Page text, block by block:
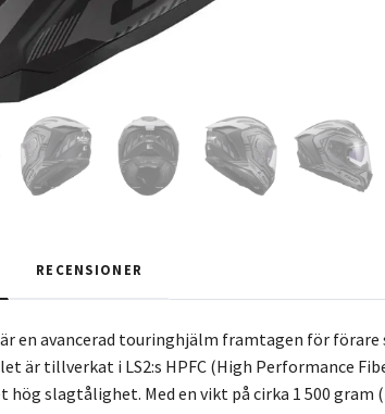
RECENSIONER
är en avancerad touringhjälm framtagen för
är tillverkat i LS2:s HPFC (High Performance
hög slagtålighet. Med en vikt på cirka 1 500